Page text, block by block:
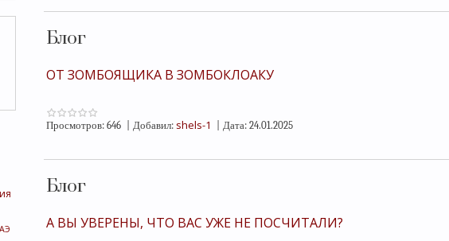
Блог
ОТ ЗОМБОЯЩИКА В ЗОМБОКЛОАКУ
Просмотров: 646 Добавил: shels-1 Дата: 24.01.2025
Блог
А ВЫ УВЕРЕНЫ, ЧТО ВАС УЖЕ НЕ ПОСЧИТАЛИ?